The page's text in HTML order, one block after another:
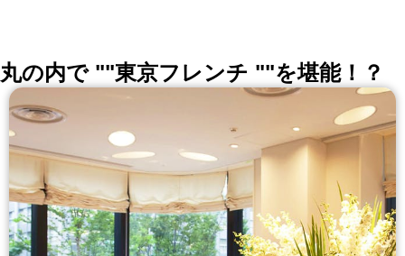
丸の内で ""東京フレンチ ""を堪能！？